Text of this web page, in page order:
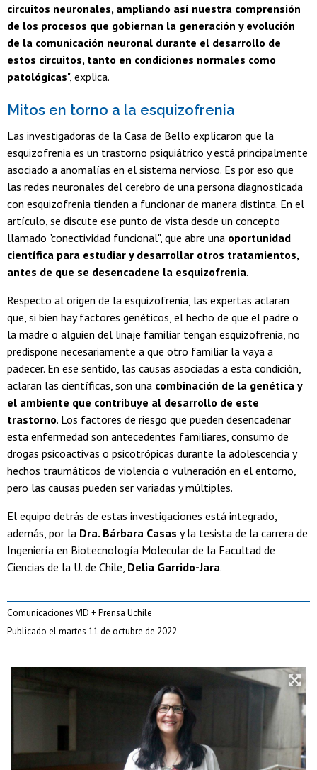
circuitos neuronales, ampliando así nuestra comprensión
de los procesos que gobiernan la generación y evolución
de la comunicación neuronal durante el desarrollo de
estos circuitos, tanto en condiciones normales como
patológicas", explica.
Mitos en torno a la esquizofrenia
Las investigadoras de la Casa de Bello explicaron que la
esquizofrenia es un trastorno psiquiátrico y está principalmente
asociado a anomalías en el sistema nervioso. Es por eso que
las redes neuronales del cerebro de una persona diagnosticada
con esquizofrenia tienden a funcionar de manera distinta. En el
artículo, se discute ese punto de vista desde un concepto
llamado "conectividad funcional", que abre una oportunidad
científica para estudiar y desarrollar otros tratamientos,
antes de que se desencadene la esquizofrenia.
Respecto al origen de la esquizofrenia, las expertas aclaran
que, si bien hay factores genéticos, el hecho de que el padre o
la madre o alguien del linaje familiar tengan esquizofrenia, no
predispone necesariamente a que otro familiar la vaya a
padecer. En ese sentido, las causas asociadas a esta condición,
aclaran las científicas, son una combinación de la genética y
el ambiente que contribuye al desarrollo de este
trastorno. Los factores de riesgo que pueden desencadenar
esta enfermedad son antecedentes familiares, consumo de
drogas psicoactivas o psicotrópicas durante la adolescencia y
hechos traumáticos de violencia o vulneración en el entorno,
pero las causas pueden ser variadas y múltiples.
El equipo detrás de estas investigaciones está integrado,
además, por la Dra. Bárbara Casas y la tesista de la carrera de
Ingeniería en Biotecnología Molecular de la Facultad de
Ciencias de la U. de Chile, Delia Garrido-Jara.
Comunicaciones VID + Prensa Uchile
Publicado el martes 11 de octubre de 2022